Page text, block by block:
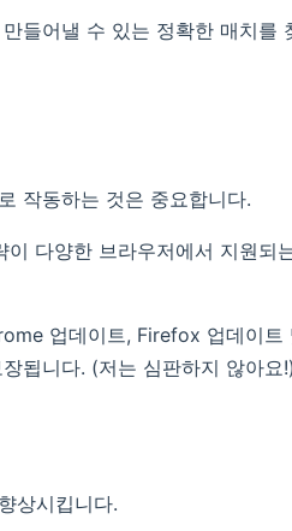
들어낼 수 있는 정확한 매치를
작동하는 것은 중요합니다.
다양한 브라우저에서 지원되
업데이트, Firefox 업데이
됩니다. (저는 심판하지 않아요!)
상시킵니다.